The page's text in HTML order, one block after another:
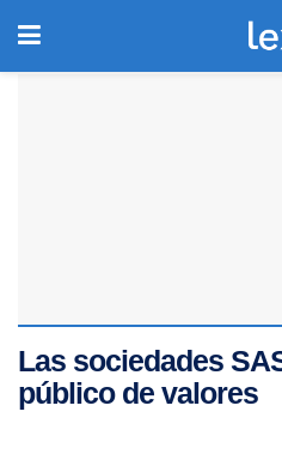
Las sociedades
público de valores